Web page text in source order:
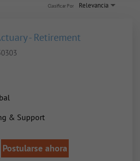
Relevancia
Clasificar Por
- Retirement
& Support
Postularse ahora